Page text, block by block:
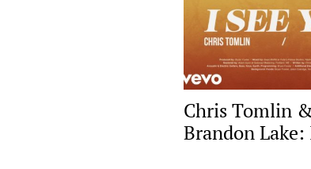
Chris Tomlin
Brandon Lake: